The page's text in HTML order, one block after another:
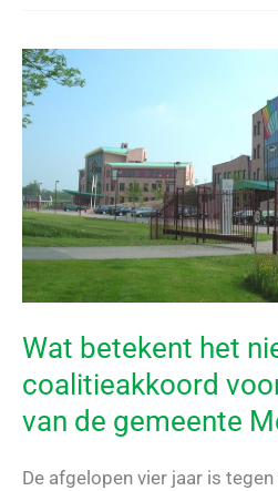
mocht,
maar
in
wel
Wat betekent het
coalitieakkoord
van de gemeente
De afgelopen vier jaar is